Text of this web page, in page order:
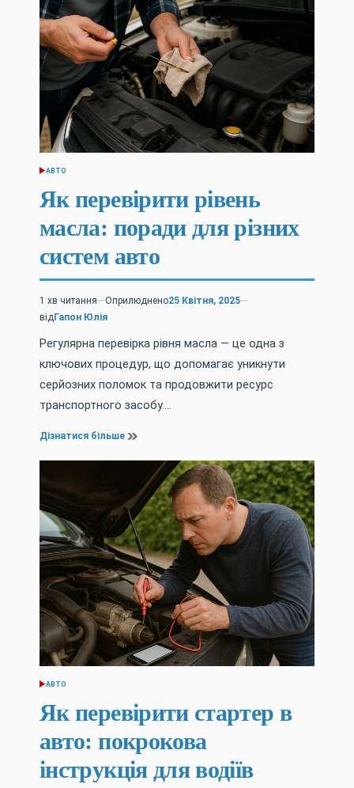
ОПУБЛІКУВАТИ
АВТО
Як перевірити рівень
масла: поради для різних
систем авто
Орієнтовний
час
читання
1 хв читання Оприлюднено25 Квітня, 2025
відГапон Юлія
Регулярна перевірка рівня масла — це одна з
ключових процедур, що допомагає уникнути
серйозних поломок та продовжити ресурс
транспортного засобу.…
Дізнатися більше
ОПУБЛІКУВАТИ
АВТО
Як перевірити стартер в
авто: покрокова
інструкція для водіїв